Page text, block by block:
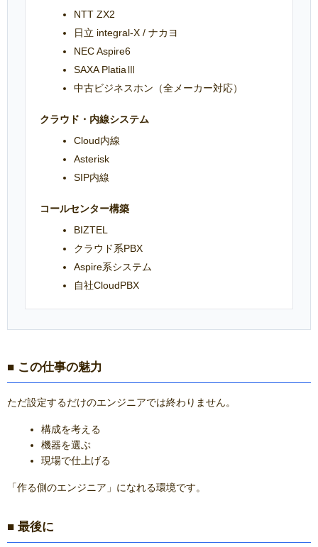
NTT ZX2
日立 integral-X / ナカヨ
NEC Aspire6
SAXA PlatiaⅢ
中古ビジネスホン（全メーカー対応）
クラウド・内線システム
Cloud内線
Asterisk
SIP内線
コールセンター構築
BIZTEL
クラウド系PBX
Aspire系システム
自社CloudPBX
■ この仕事の魅力
ただ設定するだけのエンジニアでは終わりません。
構成を考える
機器を選ぶ
現場で仕上げる
「作る側のエンジニア」になれる環境です。
■ 最後に